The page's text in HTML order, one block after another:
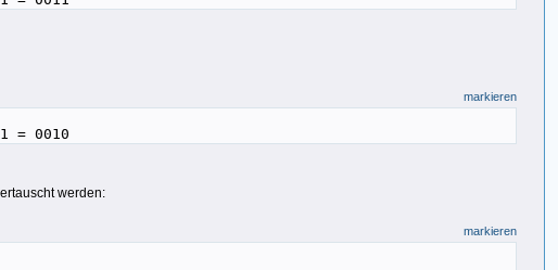
markieren
= 0010
werden:
markieren